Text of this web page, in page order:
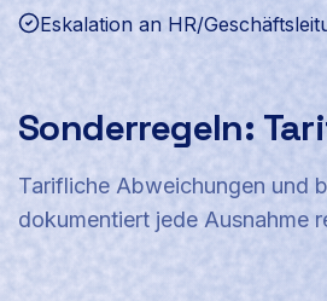
Eskalation an HR/
Sonderregeln:
Tarifliche Abweichungen und
dokumentiert jede Ausnahme